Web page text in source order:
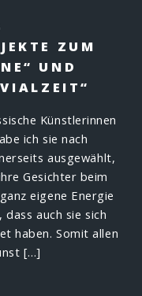
ZUM
UND
Künstlerinnen
ich sie nach
ausgewählt,
Gesichter beim
eigene Energie
auch sie sich
haben. Somit allen
[…]